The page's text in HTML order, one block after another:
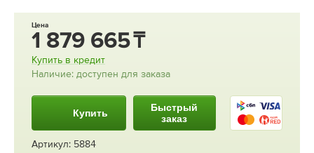
Цена
1 879 665
Купить в кредит
Наличие: доступен для заказа
Купить
Быстрый
заказ
Артикул: 5884